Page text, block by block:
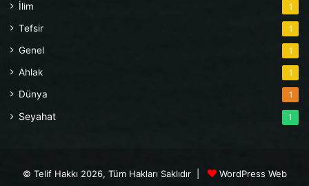
İlim 1
Tefsir 1
Genel 1
Ahlak 1
Dünya 1
Seyahat 1
© Telif Hakkı 2026, Tüm Hakları Saklıdır | WordPress Web